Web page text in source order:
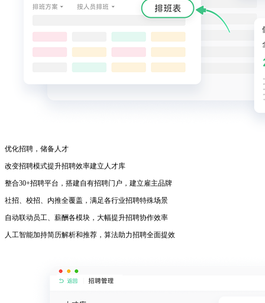
优化招聘，储备人才
改变招聘模式提升招聘效率建立人才库
整合30+招聘平台，搭建自有招聘门户，建立雇主品牌
社招、校招、内推全覆盖，满足各行业招聘特殊场景
自动联动员工、薪酬各模块，大幅提升招聘协作效率
人工智能加持简历解析和推荐，算法助力招聘全面提效